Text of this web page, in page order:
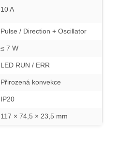
10 A
Pulse / Direction + Oscillator
≤ 7 W
LED RUN / ERR
Přirozená konvekce
IP20
117 × 74,5 × 23,5 mm